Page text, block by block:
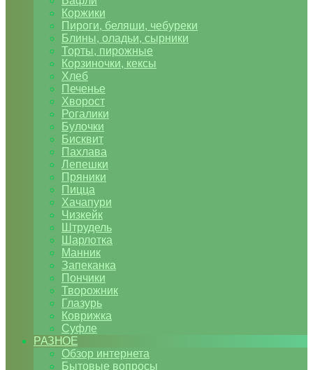
Коржики
Пироги, беляши, чебуреки
Блины, оладьи, сырники
Торты, пирожные
Корзиночки, кексы
Хлеб
Печенье
Хворост
Рогалики
Булочки
Бисквит
Пахлава
Лепешки
Пряники
Пицца
Хачапури
Чизкейк
Штрудель
Шарлотка
Манник
Запеканка
Пончики
Творожник
Глазурь
Коврижка
Суфле
РАЗНОЕ
Обзор интернета
Бытовые вопросы